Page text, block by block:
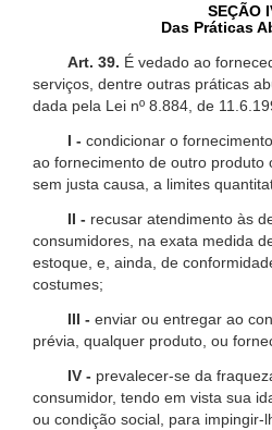
SEÇÃO
Das Práticas
Art. 39. É vedado ao
serviços, dentre outras
dada pela Lei nº 8.884, de
I - condicionar o
ao fornecimento de outro produto
sem justa causa, a limites
II - recusar atendimento às
consumidores, na exata medida
estoque, e, ainda, de
costumes;
III - enviar ou entregar ao
prévia, qualquer produto, ou
IV - prevalecer-se da
consumidor, tendo em vista sua
ou condição social, para impingir-